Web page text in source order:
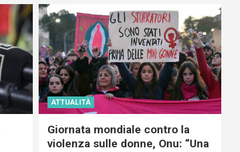
ATTUALITÀ
Giornata mondiale contro la
violenza sulle donne, Onu: “Una